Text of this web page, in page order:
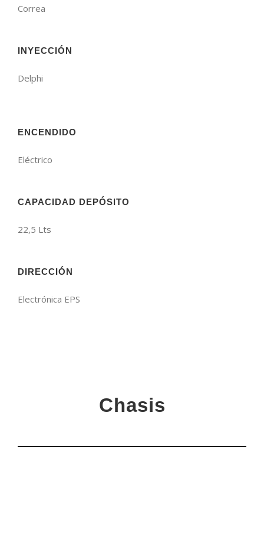
Correa
INYECCIÓN
Delphi
ENCENDIDO
Eléctrico
CAPACIDAD DEPÓSITO
22,5 Lts
DIRECCIÓN
Electrónica EPS
Chasis